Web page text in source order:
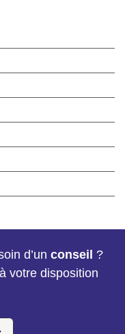
d’un conseil ?
votre disposition